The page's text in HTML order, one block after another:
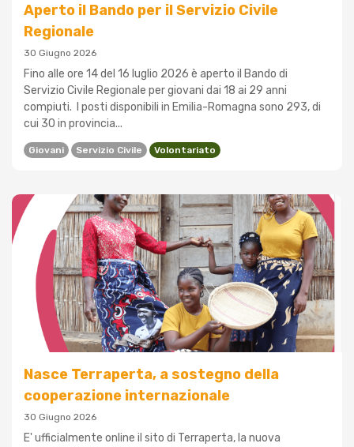
Aperto il Bando per il Servizio Civile
Regionale
30 Giugno 2026
Fino alle ore 14 del 16 luglio 2026 è aperto il Bando di
Servizio Civile Regionale per giovani dai 18 ai 29 anni
compiuti. I posti disponibili in Emilia-Romagna sono 293, di
cui 30 in provincia...
Giovani Servizio Civile Volontariato
Nasce Terraperta, a sostegno della
cooperazione internazionale
30 Giugno 2026
E' ufficialmente online il sito di Terraperta, la nuova